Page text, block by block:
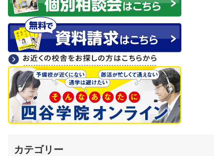
カテゴリー